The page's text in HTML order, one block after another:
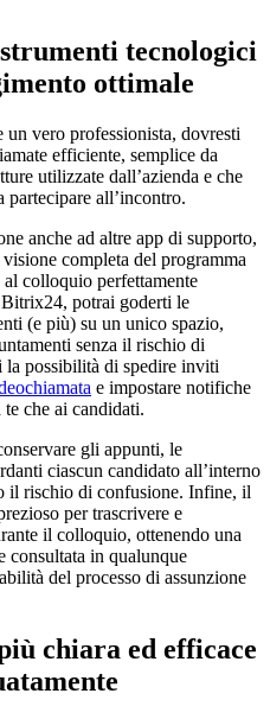
tecnologici
ottimale
vero professionista, dovresti
efficiente, semplice da
utilizzate dall’azienda e che
partecipare all’incontro.
anche ad altre app di supporto,
completa del programma
colloquio perfettamente
potrai goderti le
(e più) su un unico spazio,
senza il rischio di
possibilità di spedire inviti
e impostare notifiche
che ai candidati.
gli appunti, le
ciascun candidato all’interno
il rischio di confusione. Infine, il
per trascrivere e
il colloquio, ottenendo una
consultata in qualunque
del processo di assunzione
chiara ed efficace